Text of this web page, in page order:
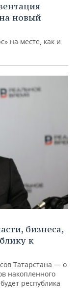
новый
на месте, как и
бизнеса,
к
Татарстана — о
накопленного
республика